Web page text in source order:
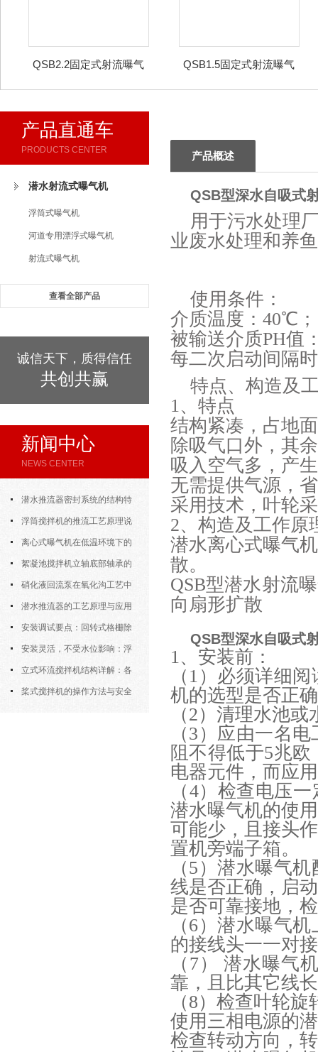
QSB2.2固定式射流曝气
QSB1.5固定式射流曝气
产品直通车
PRODUCTS CENTER
潜水射流式曝气机
浮筒式曝气机
河道专用漂浮式曝气机
射流式曝气机
查看全部产品
诚信天下，质得信任
共创共赢
新闻中心
NEWS CENTER
潜水推流器密封系统的结构特
点与渗漏故障处理
浮筒搅拌机的推流工艺原理说
明 离心式曝气机在低温环境下的
运行特性与防冻措施
絮凝池搅拌机立轴底部轴承的
密封防水与免维护设计
硝化液回流泵在氧化沟工艺中
的布置位置对回流效果的影响
潜水推流器的工艺原理与应用
逻辑安装调试要点：回转式格栅除
污机的土建配合要求与水平度校准
安装灵活，不受水位影响：浮
筒式曝气机的结构优势与适用场景
立式环流搅拌机结构详解：各
部件的功能与协同
桨式搅拌机的操作方法与安全
产品概述
QSB型深水自吸式
用于污水处理
业废水处理和养
使用条件：
介质温度：40℃；
被输送介质PH值
每二次启动间隔
特点、构造及
1、特点
结构紧凑，占地
除吸气口外，其
吸入空气多，产
无需提供气源，
采用技术，叶轮
2、构造及工作原
潜水离心式曝气
散。
QSB型潜水射流
向扇形扩散
QSB型深水自吸式
1、安装前：
（1）必须详细
机的选型是否正
（2）清理水池
（3）应由一名
阻不得低于5兆
电器元件，而应
（4）检查电压
潜水曝气机的使
可能少，且接头
置机旁端子箱。
（5）潜水曝气
线是否正确，启
是否可靠接地，
（6）潜水曝气
的接线头一一对
（7） 潜水曝气
靠，且比其它线
（8）检查叶轮旋
使用三相电源的
检查转动方向，